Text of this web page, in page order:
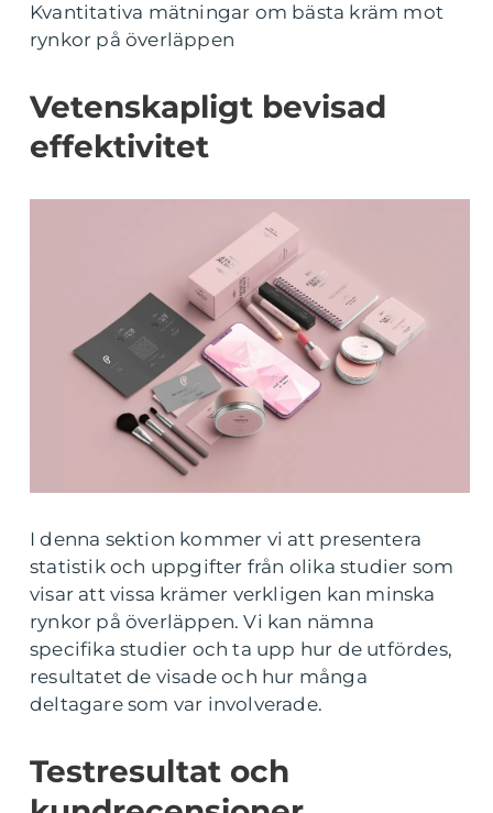
Kvantitativa mätningar om bästa kräm mot
rynkor på överläppen
Vetenskapligt bevisad
effektivitet
I denna sektion kommer vi att presentera
statistik och uppgifter från olika studier som
visar att vissa krämer verkligen kan minska
rynkor på överläppen. Vi kan nämna
specifika studier och ta upp hur de utfördes,
resultatet de visade och hur många
deltagare som var involverade.
Testresultat och